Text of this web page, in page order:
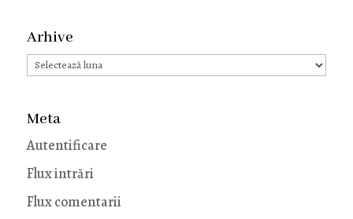
Arhive
Arhive
Meta
Autentificare
Flux intrări
Flux comentarii